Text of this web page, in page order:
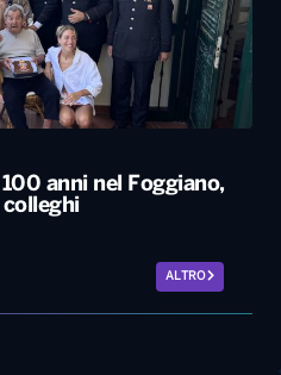
anni nel Foggiano,
ALTRO